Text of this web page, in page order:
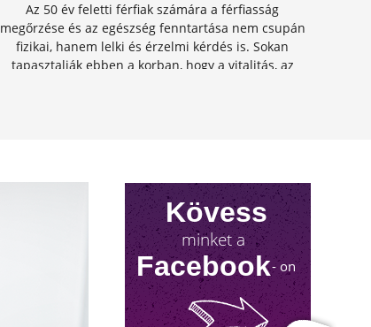
Az 50 év feletti férfiak számára a férfiasság
megőrzése és az egészség fenntartása nem csupán
fizikai, hanem lelki és érzelmi kérdés is. Sokan
tapasztalják ebben a korban, hogy a vitalitás, az
Kövess
minket a
Facebook- on